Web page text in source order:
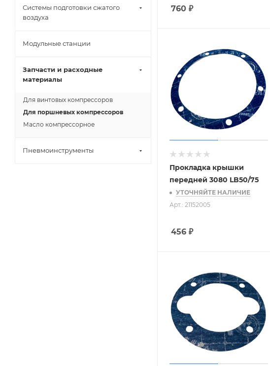
760 ₽
Прокладка крышки
передней 3080 LB50/75
УТОЧНЯЙТЕ НАЛИЧИЕ
Арт.: 21152005
456 ₽
Системы подготовки сжатого
воздуха
Модульные станции
Запчасти и расходные
материалы
Для винтовых компрессоров
Для поршневых компрессоров
Масло компрессорное
Пневмоинструменты